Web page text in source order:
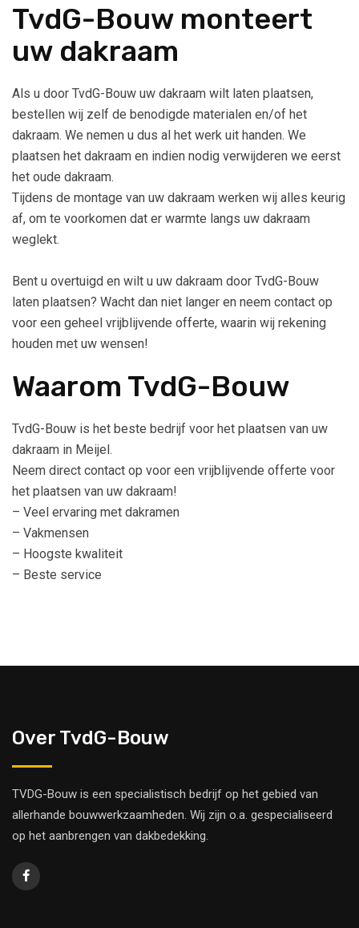
TvdG-Bouw monteert
uw dakraam
Als u door TvdG-Bouw uw dakraam wilt laten plaatsen,
bestellen wij zelf de benodigde materialen en/of het
dakraam. We nemen u dus al het werk uit handen. We
plaatsen het dakraam en indien nodig verwijderen we eerst
het oude dakraam.
Tijdens de montage van uw dakraam werken wij alles keurig
af, om te voorkomen dat er warmte langs uw dakraam
weglekt.
Bent u overtuigd en wilt u uw dakraam door TvdG-Bouw
laten plaatsen? Wacht dan niet langer en neem contact op
voor een geheel vrijblijvende offerte, waarin wij rekening
houden met uw wensen!
Waarom TvdG-Bouw
TvdG-Bouw is het beste bedrijf voor het plaatsen van uw
dakraam in Meijel.
Neem direct contact op voor een vrijblijvende offerte voor
het plaatsen van uw dakraam!
– Veel ervaring met dakramen
– Vakmensen
– Hoogste kwaliteit
– Beste service
Over TvdG-Bouw
TVDG-Bouw is een specialistisch bedrijf op het gebied van
allerhande bouwwerkzaamheden. Wij zijn o.a. gespecialiseerd
op het aanbrengen van dakbedekking.